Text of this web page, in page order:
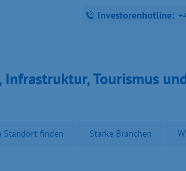
Investorenhotline:
Tou­ris­mus
Standort finden Starke Branchen